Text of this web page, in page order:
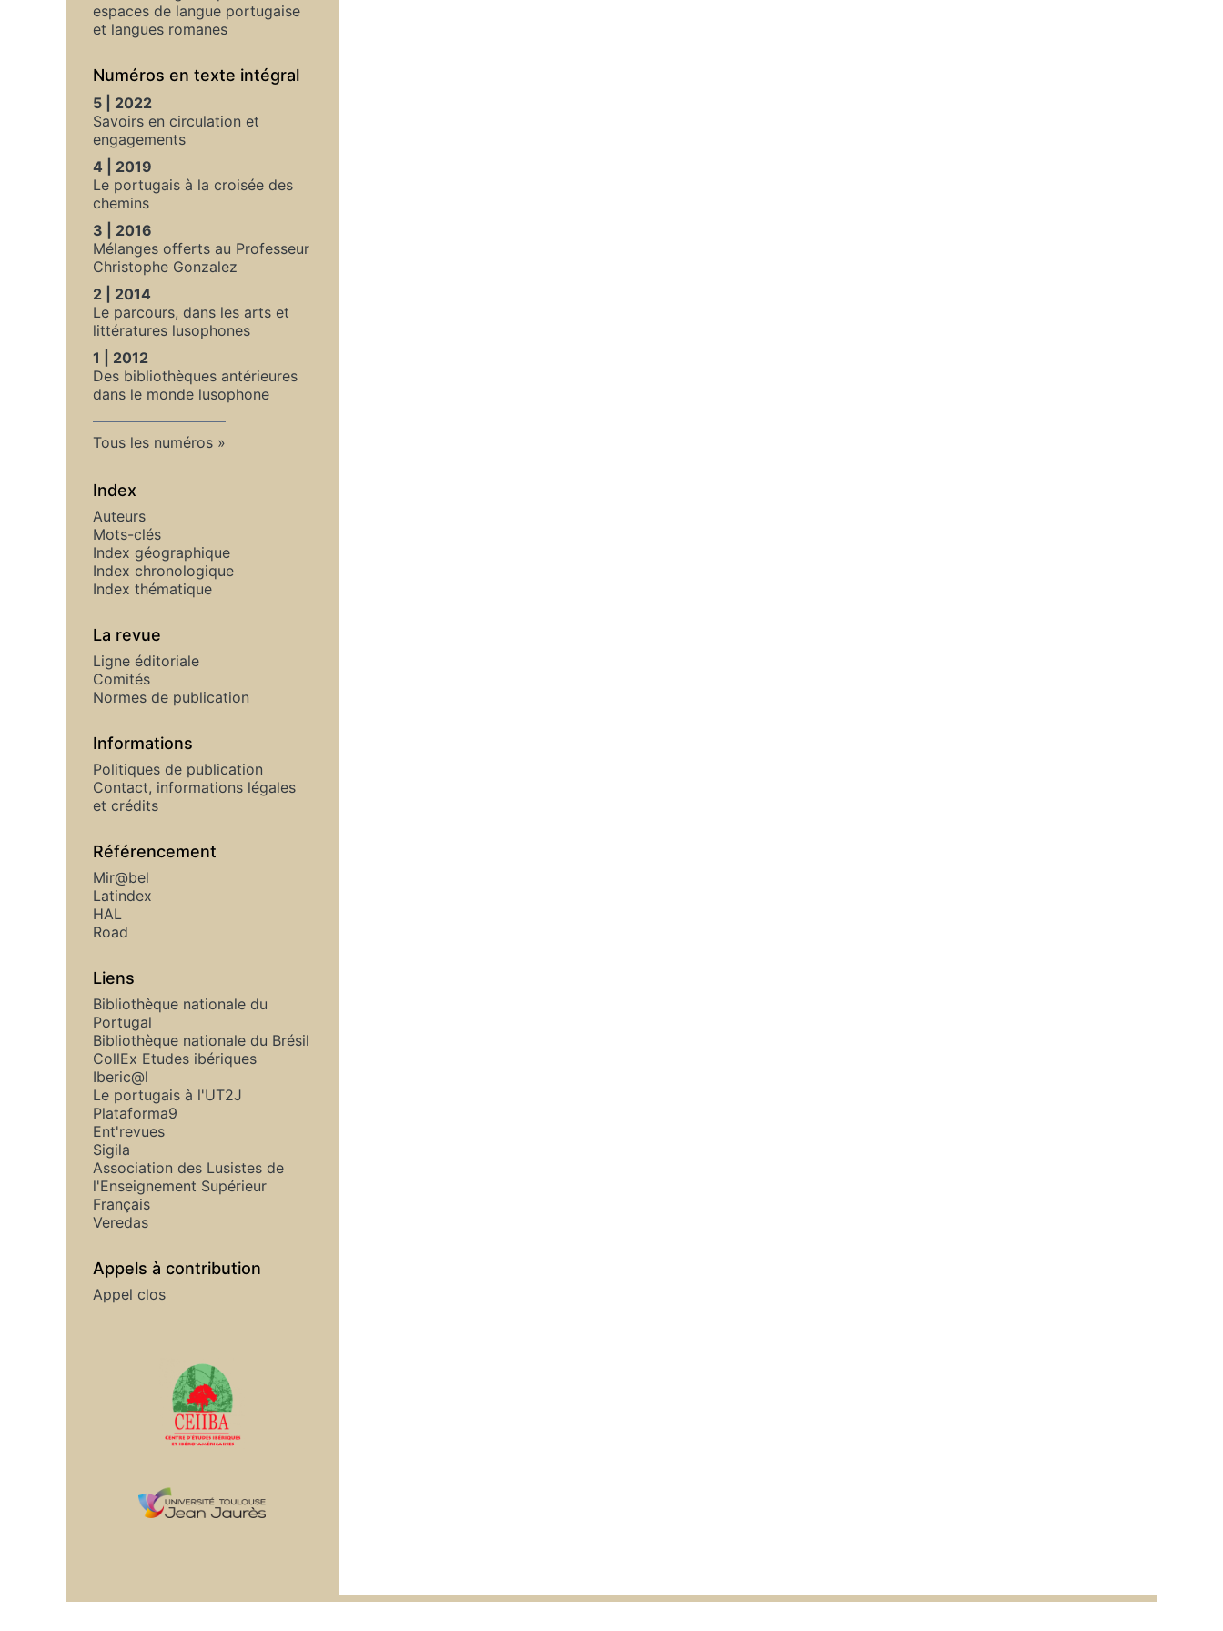
espaces de langue portugaise
et langues romanes
Numéros en texte intégral
5 | 2022
Savoirs en circulation et
engagements
4 | 2019
Le portugais à la croisée des
chemins
3 | 2016
Mélanges offerts au Professeur
Christophe Gonzalez
2 | 2014
Le parcours, dans les arts et
littératures lusophones
1 | 2012
Des bibliothèques antérieures
dans le monde lusophone
Tous les numéros
Index
Auteurs
Mots-clés
Index géographique
Index chronologique
Index thématique
La revue
Ligne éditoriale
Comités
Normes de publication
Informations
Politiques de publication
Contact, informations légales
et crédits
Référencement
Mir@bel
Latindex
HAL
Road
Liens
Bibliothèque nationale du
Portugal
Bibliothèque nationale du Brésil
CollEx Etudes ibériques
Iberic@l
Le portugais à l'UT2J
Plataforma9
Ent'revues
Sigila
Association des Lusistes de
l'Enseignement Supérieur
Français
Veredas
Appels à contribution
Appel clos
Affiliations/partenaires